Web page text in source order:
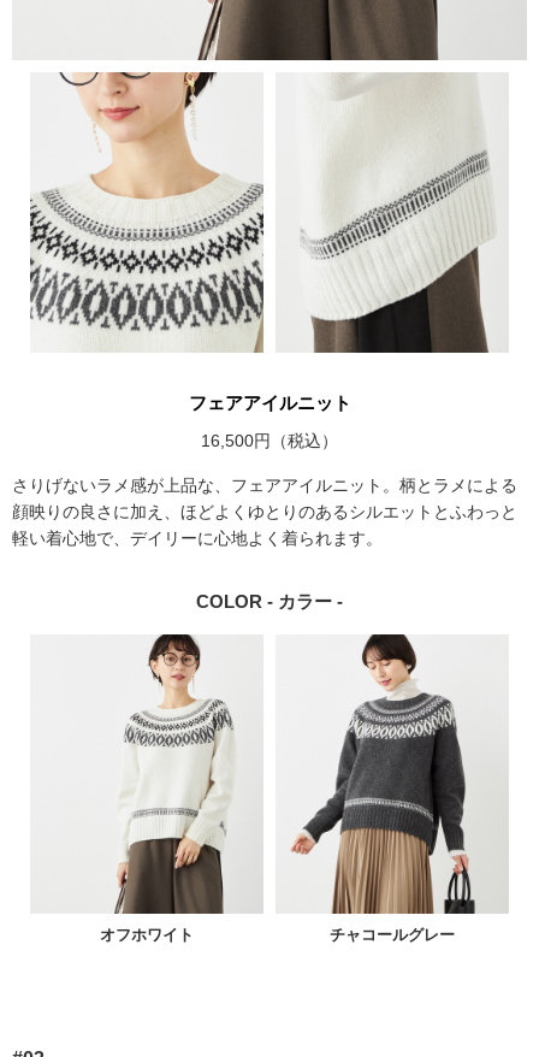
フェアアイルニット
16,500円（税込）
さりげないラメ感が上品な、フェアアイルニット。柄とラメによる
顔映りの良さに加え、ほどよくゆとりのあるシルエットとふわっと
軽い着心地で、デイリーに心地よく着られます。
COLOR - カラー -
オフホワイト チャコールグレー